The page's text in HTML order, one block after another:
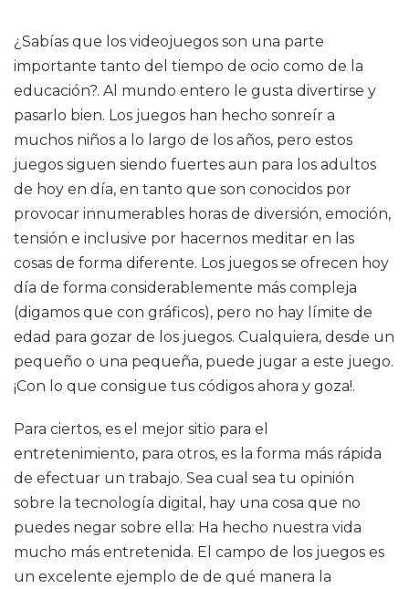
¿Sabías que los videojuegos son una parte
importante tanto del tiempo de ocio como de la
educación?. Al mundo entero le gusta divertirse y
pasarlo bien. Los juegos han hecho sonreír a
muchos niños a lo largo de los años, pero estos
juegos siguen siendo fuertes aun para los adultos
de hoy en día, en tanto que son conocidos por
provocar innumerables horas de diversión, emoción,
tensión e inclusive por hacernos meditar en las
cosas de forma diferente. Los juegos se ofrecen hoy
día de forma considerablemente más compleja
(digamos que con gráficos), pero no hay límite de
edad para gozar de los juegos. Cualquiera, desde un
pequeño o una pequeña, puede jugar a este juego.
¡Con lo que consigue tus códigos ahora y goza!.
Para ciertos, es el mejor sitio para el
entretenimiento, para otros, es la forma más rápida
de efectuar un trabajo. Sea cual sea tu opinión
sobre la tecnología digital, hay una cosa que no
puedes negar sobre ella: Ha hecho nuestra vida
mucho más entretenida. El campo de los juegos es
un excelente ejemplo de de qué manera la